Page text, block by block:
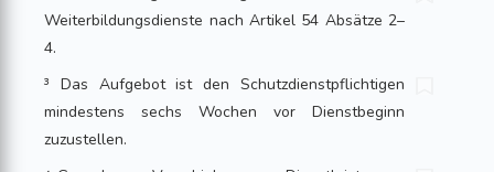
Weiterbildungsdienste nach Artikel 54 Absätze 2–
4.
³ Das Aufgebot ist den Schutzdienstpflichtigen
mindestens sechs Wochen vor Dienstbeginn
zuzustellen.